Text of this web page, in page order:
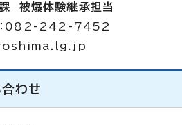
被爆体験継承担当
：082-242-7452
わせ